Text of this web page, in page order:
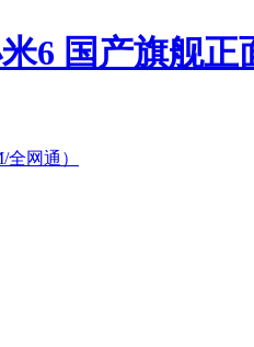
6 国产旗舰正
网通）